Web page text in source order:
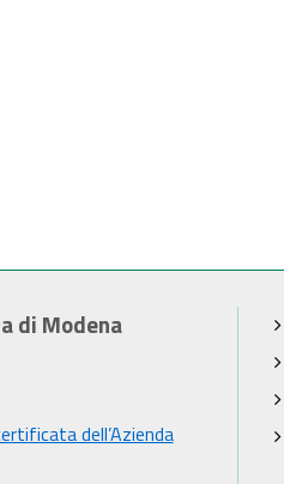
di Modena
dell’Azienda